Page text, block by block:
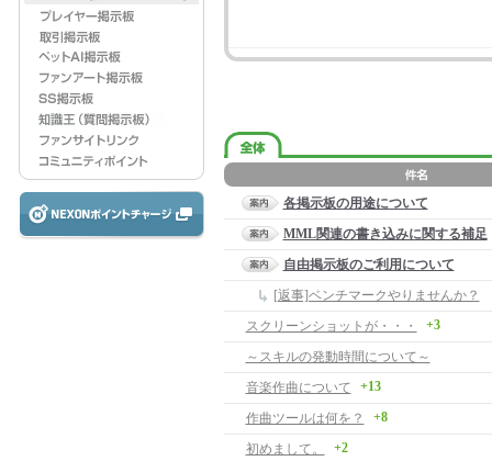
各掲示板の用途について
MML関連の書き込みに関する補足
自由掲示板のご利用について
[返事]ベンチマークやりませんか？
スクリーンショットが・・・
+3
～スキルの発動時間について～
音楽作曲について
+13
作曲ツールは何を？ +8
初めまして。 +2